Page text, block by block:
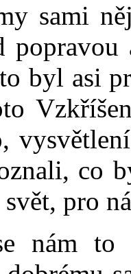
sami
byl asi
co
pro
nám to